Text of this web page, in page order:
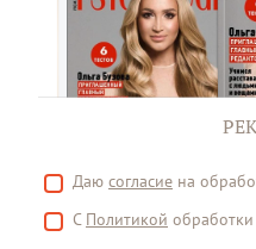
Даю согласие на
С Политикой